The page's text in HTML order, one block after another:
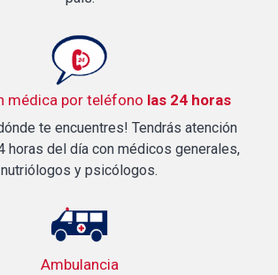
médica por teléfono las 24 horas
te encuentres! Tendrás atención
horas del día con médicos generales,
nutriólogos y psicólogos.
Ambulancia